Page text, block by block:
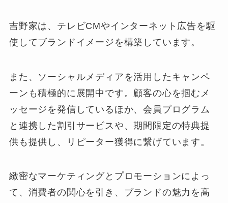
吉野家は、テレビCMやインターネット広告を駆
使してブランドイメージを構築しています。
また、ソーシャルメディアを活用したキャンペ
ーンも積極的に展開中です。顧客の心を掴むメ
ッセージを発信しているほか、会員プログラム
と連携した割引サービスや、期間限定の特典提
供も提供し、リピーター獲得に繋げています。
緻密なマーケティングとプロモーションによっ
て、消費者の関心を引き、ブランドの魅力を高